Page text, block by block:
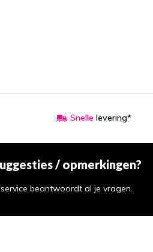
Snelle levering*
/ opmerkingen?
beantwoordt al je vragen.